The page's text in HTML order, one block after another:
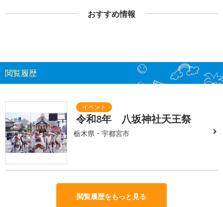
おすすめ情報
閲覧履歴
令和8年 八坂神社天王祭
栃木県・宇都宮市
閲覧履歴をもっと見る